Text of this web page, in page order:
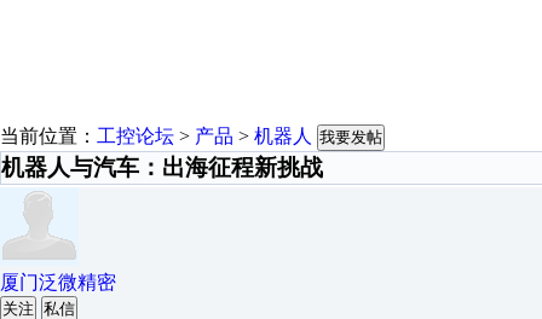
当前位置： 工控论坛 > 产品 > 机器人 我要发帖
机器人与汽车：出海征程新挑战
厦门泛微精密
关注 私信